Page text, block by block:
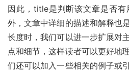
因此，title是判断该文章是否有
外，文章中详细的描述和解释也
长度时，我们可以进一步扩展对
点和细节，这样读者可以更好地
们还可以加入一些相关的例子或